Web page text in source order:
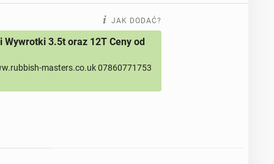
JAK DODAĆ?
Wywrotki 3.5t oraz 12T Ceny od
masters.co.uk 07860771753